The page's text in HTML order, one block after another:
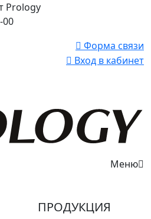
Prology
00
Форма связи
Вход в кабинет
Меню
ПРОДУКЦИЯ